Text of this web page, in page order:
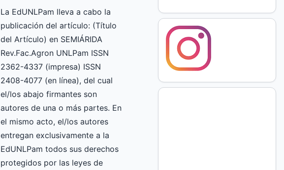
La EdUNLPam lleva a cabo la
publicación del artículo: (Título
del Artículo) en SEMIÁRIDA
Rev.Fac.Agron UNLPam ISSN
2362-4337 (impresa) ISSN
2408-4077 (en línea), del cual
el/los abajo firmantes son
autores de una o más partes. En
el mismo acto, el/los autores
entregan exclusivamente a la
EdUNLPam todos sus derechos
protegidos por las leyes de